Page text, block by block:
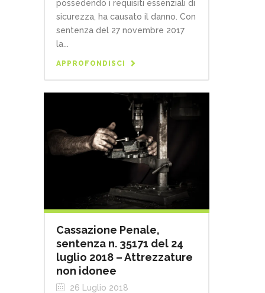
possedendo i requisiti essenziali di
sicurezza, ha causato il danno. Con
sentenza del 27 novembre 2017
la...
APPROFONDISCI
Cassazione Penale,
sentenza n. 35171 del 24
luglio 2018 – Attrezzature
non idonee
26 Luglio 2018